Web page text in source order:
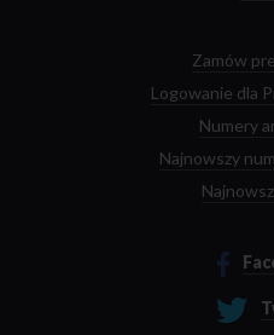
Zamów
Logowanie dla
Numery
Najnowszy